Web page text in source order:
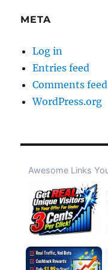
META
Log in
Entries feed
Comments feed
WordPress.org